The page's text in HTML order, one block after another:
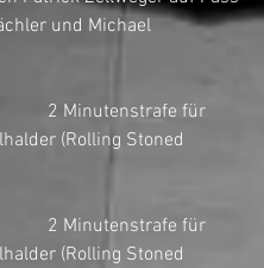
und Michael
(Rolling Stoned
(Rolling Stoned